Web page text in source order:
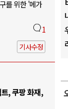
를 위한 '메가
1
기사수정
, 쿠팡 화재,
산..
식하고 ..